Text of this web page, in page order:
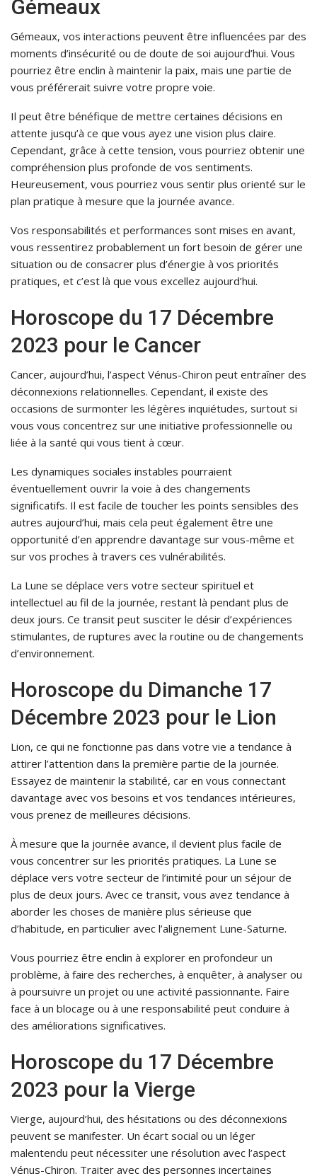
Gémeaux
Gémeaux, vos interactions peuvent être influencées par des
moments d’insécurité ou de doute de soi aujourd’hui. Vous
pourriez être enclin à maintenir la paix, mais une partie de
vous préférerait suivre votre propre voie.
Il peut être bénéfique de mettre certaines décisions en
attente jusqu’à ce que vous ayez une vision plus claire.
Cependant, grâce à cette tension, vous pourriez obtenir une
compréhension plus profonde de vos sentiments.
Heureusement, vous pourriez vous sentir plus orienté sur le
plan pratique à mesure que la journée avance.
Vos responsabilités et performances sont mises en avant,
vous ressentirez probablement un fort besoin de gérer une
situation ou de consacrer plus d’énergie à vos priorités
pratiques, et c’est là que vous excellez aujourd’hui.
Horoscope du 17 Décembre
2023 pour le Cancer
Cancer, aujourd’hui, l’aspect Vénus-Chiron peut entraîner des
déconnexions relationnelles. Cependant, il existe des
occasions de surmonter les légères inquiétudes, surtout si
vous vous concentrez sur une initiative professionnelle ou
liée à la santé qui vous tient à cœur.
Les dynamiques sociales instables pourraient
éventuellement ouvrir la voie à des changements
significatifs. Il est facile de toucher les points sensibles des
autres aujourd’hui, mais cela peut également être une
opportunité d’en apprendre davantage sur vous-même et
sur vos proches à travers ces vulnérabilités.
La Lune se déplace vers votre secteur spirituel et
intellectuel au fil de la journée, restant là pendant plus de
deux jours. Ce transit peut susciter le désir d’expériences
stimulantes, de ruptures avec la routine ou de changements
d’environnement.
Horoscope du Dimanche 17
Décembre 2023 pour le Lion
Lion, ce qui ne fonctionne pas dans votre vie a tendance à
attirer l’attention dans la première partie de la journée.
Essayez de maintenir la stabilité, car en vous connectant
davantage avec vos besoins et vos tendances intérieures,
vous prenez de meilleures décisions.
À mesure que la journée avance, il devient plus facile de
vous concentrer sur les priorités pratiques. La Lune se
déplace vers votre secteur de l’intimité pour un séjour de
plus de deux jours. Avec ce transit, vous avez tendance à
aborder les choses de manière plus sérieuse que
d’habitude, en particulier avec l’alignement Lune-Saturne.
Vous pourriez être enclin à explorer en profondeur un
problème, à faire des recherches, à enquêter, à analyser ou
à poursuivre un projet ou une activité passionnante. Faire
face à un blocage ou à une responsabilité peut conduire à
des améliorations significatives.
Horoscope du 17 Décembre
2023 pour la Vierge
Vierge, aujourd’hui, des hésitations ou des déconnexions
peuvent se manifester. Un écart social ou un léger
malentendu peut nécessiter une résolution avec l’aspect
Vénus-Chiron. Traiter avec des personnes incertaines